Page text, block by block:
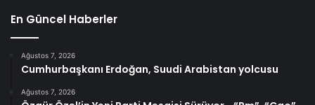
En Güncel Haberler
Ağustos 7, 2026
Cumhurbaşkanı Erdoğan, Suudi Arabistan yolcusu
Ağustos 7, 2026